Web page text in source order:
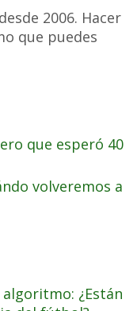
2006. Hacer
que puedes
que esperó 40
volveremos a
¿Están